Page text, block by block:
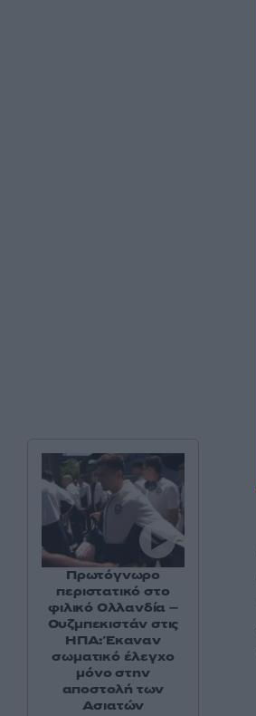
Πρωτόγνωρο
περιστατικό στο
φιλικό Ολλανδία –
Ουζμπεκιστάν στις
ΗΠΑ: Έκαναν
σωματικό έλεγχο
μόνο στην
αποστολή των
Ασιατών